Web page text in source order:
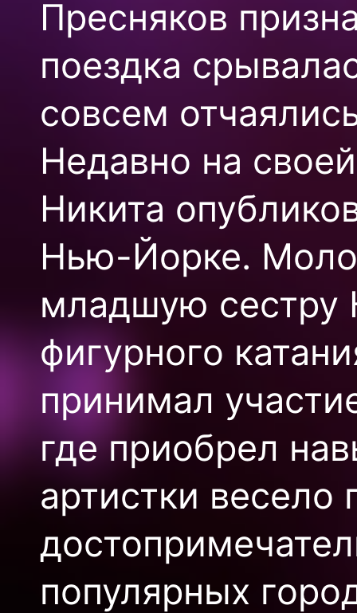
Пресняков
поездка
совсем
Недавно на
Никита
Нью-Йорке.
младшую сестру
фигурного
принимал
где приобрел
артистки
популярных